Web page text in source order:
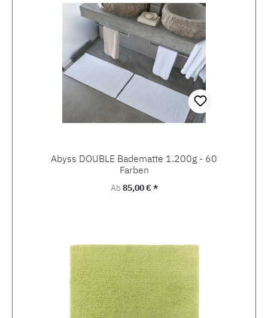
Abyss DOUBLE Badematte 1.200g - 60
Farben
Regulärer Preis:
Ab85,00 € *